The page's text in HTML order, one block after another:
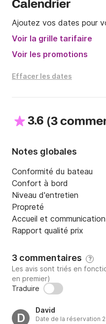
Calendrier
Ajoutez vos dates pour
Voir la grille tarifaire
Voir les promotions
Effacer les dates
3.6 (3
Notes globales
Conformité du bateau
Confort à bord
Niveau d'entretien
Propreté
Accueil et communication
Rapport qualité prix
3 commentaires ?
Les avis sont triés en
en premier)
Traduire
D
David
Date de la réservation